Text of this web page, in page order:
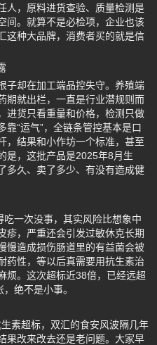
人，原料进货查验、质量检测是
间。就算不是必检项，企业也该
这种大品牌，消费者买的就是信
子却在加工端品控失守。养殖端
期就出栏，一直是行业潜规则而
进货只看重量和价格，检测只做
靠“运气”，全链条管控基本是口
，结果和小作坊一个标准，甚至
是，这批产品是2025年8月生
多久、卖了多少、有没有造成健
吃一次没事，其实风险比想象中
疹，严重还会引发过敏休克长期
慢造成损伤肠道里的有益菌会被
药性，等以后真需要用抗生素治
烦。这次超标近38倍，已经远超
绝不是小事。
生素超标，双汇的食安风波隔几年
果改来改去还是老问题。大家早